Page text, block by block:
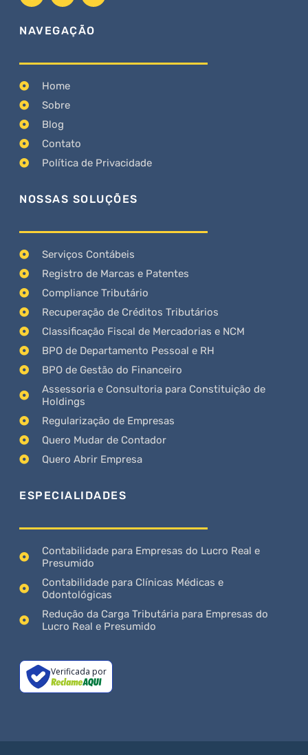
NAVEGAÇÃO
Home
Sobre
Blog
Contato
Política de Privacidade
NOSSAS SOLUÇÕES
Serviços Contábeis
Registro de Marcas e Patentes
Compliance Tributário
Recuperação de Créditos Tributários
Classificação Fiscal de Mercadorias e NCM
BPO de Departamento Pessoal e RH
BPO de Gestão do Financeiro
Assessoria e Consultoria para Constituição de
Holdings
Regularização de Empresas
Quero Mudar de Contador
Quero Abrir Empresa
ESPECIALIDADES
Contabilidade para Empresas do Lucro Real e
Presumido
Contabilidade para Clínicas Médicas e
Odontológicas
Redução da Carga Tributária para Empresas do
Lucro Real e Presumido
Verificada por